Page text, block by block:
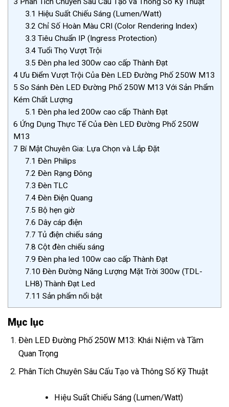
3.1 Hiệu Suất Chiếu Sáng (Lumen/Watt)
3.2 Chỉ Số Hoàn Màu CRI (Color Rendering Index)
3.3 Tiêu Chuẩn IP (Ingress Protection)
3.4 Tuổi Thọ Vượt Trội
3.5 Đèn pha led 300w cao cấp Thành Đạt
4 Ưu Điểm Vượt Trội Của Đèn LED Đường Phố 250W M13
5 So Sánh Đèn LED Đường Phố 250W M13 Với Sản Phẩm
Kém Chất Lượng
5.1 Đèn pha led 200w cao cấp Thành Đạt
6 Ứng Dụng Thực Tế Của Đèn LED Đường Phố 250W
M13
7 Bí Mật Chuyên Gia: Lựa Chọn và Lắp Đặt
7.1 Đèn Philips
7.2 Đèn Rạng Đông
7.3 Đèn TLC
7.4 Đèn Điện Quang
7.5 Bộ hẹn giờ
7.6 Dây cáp điện
7.7 Tủ điện chiếu sáng
7.8 Cột đèn chiếu sáng
7.9 Đèn pha led 100w cao cấp Thành Đạt
7.10 Đèn Đường Năng Lượng Mặt Trời 300w (TDL-
LH8) Thành Đạt Led
7.11 Sản phẩm nổi bật
Mục lục
Đèn LED Đường Phố 250W M13: Khái Niệm và Tầm
Quan Trọng
Phân Tích Chuyên Sâu Cấu Tạo và Thông Số Kỹ Thuật
Hiệu Suất Chiếu Sáng (Lumen/Watt)